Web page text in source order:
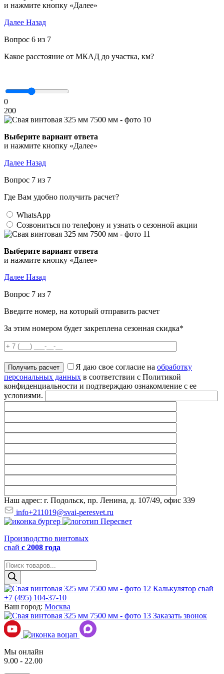
и нажмите кнопку «Далее»
Далее Назад
Вопрос 6 из 7
Какое расстояние от МКАД до участка, км?
0
200
Выберите вариант ответа
и нажмите кнопку «Далее»
Далее Назад
Вопрос 7 из 7
Где Вам удобно получить расчет?
WhatsApp
Созвониться по телефону и узнать о сезонной акции
Выберите вариант ответа
и нажмите кнопку «Далее»
Далее Назад
Вопрос 7 из 7
Введите номер, на который отправить расчет
За этим номером будет закреплена сезонная скидка*
Я даю свое согласие на обработку
персональных данных в соответствии с Политикой
конфиденциальности и подтверждаю ознакомление с ее
условиями.
Наш адрес: г. Подольск, пр. Ленина, д. 107/49, офис 339
info+211019@svai-peresvet.ru
Производство винтовых
свай с 2008 года
Поиск
товаров
Калькулятор свай
+7 (495) 104-37-10
Ваш город: Москва
Заказать звонок
Мы онлайн
9.00 - 22.00